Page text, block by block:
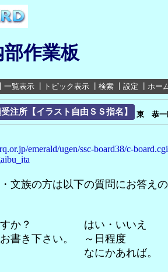
作業板
一覧表示 トピック表示 検索 設定 ホー
注所【イラスト自由ＳＳ指名】 東 恭一
emerald/ugen/ssc-board38/c-
文族の方は以下の質問にお答え
ますか？ はい・いいえ
書き下さい。 ～日程度
かあれば。